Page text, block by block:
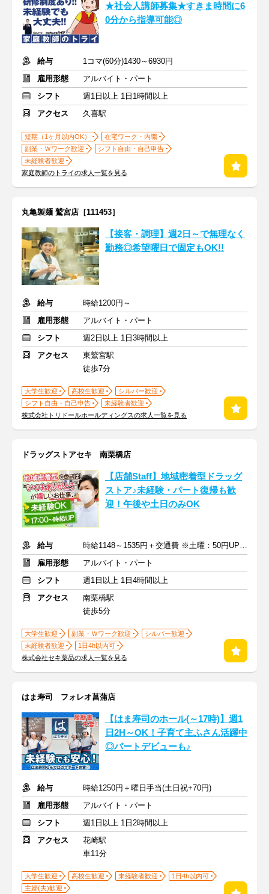
★社会人講師募集★すきま時間に6
0分から指導可能◎
給与
1コマ(60分)1430～6930円
雇用形態
アルバイト・パート
シフト
週1日以上 1日1時間以上
アクセス
久喜駅
短期（1ヶ月以内OK）
在宅ワーク・内職
副業・Ｗワーク歓迎
シフト自由・自己申告
未経験者歓迎
家庭教師のトライの求人一覧を見る
丸亀製麺 鷲宮店［111453］
【接客・調理】週2日～で無理なく
勤務◎希望曜日で固定もOK!!
給与
時給1200円～
雇用形態
アルバイト・パート
シフト
週2日以上 1日3時間以上
アクセス
東鷲宮駅
徒歩7分
大学生歓迎 高校生歓迎
シルバー歓迎
シフト自由・自己申告
未経験者歓迎
株式会社トリドールホールディングスの求人一覧を見る
ドラッグストアセキ 南栗橋店
【店舗Staff】地域密着型ドラッグ
ストア♪未経験・パート復帰も歓
迎！午後や土日のみOK
給与
時給1148～1535円＋交通費 ※土曜：50円UP/日曜・祝日：100円UP
雇用形態
アルバイト・パート
シフト
週1日以上 1日4時間以上
アクセス
南栗橋駅
徒歩5分
大学生歓迎 副業・Ｗワーク歓迎
シルバー歓迎
未経験者歓迎
1日4h以内可
株式会社セキ薬品の求人一覧を見る
はま寿司 フォレオ菖蒲店
【はま寿司のホール(～17時)】週1
日2H～OK！子育て主ふさん活躍中
◎パートデビューも♪
給与
時給1250円＋曜日手当(土日祝+70円)
雇用形態
アルバイト・パート
シフト
週1日以上 1日2時間以上
アクセス
花崎駅
車11分
大学生歓迎 高校生歓迎 未経験者歓迎
1日4h以内可
主婦(夫)歓迎